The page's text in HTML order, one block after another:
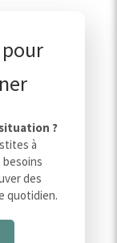
?
à
des
quotidien.